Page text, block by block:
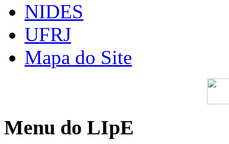
NIDES
UFRJ
Mapa do Site
Menu do LIpE